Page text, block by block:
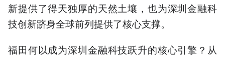
新提供了得天独厚的天然土壤，也为深圳金融科
技创新跻身全球前列提供了核心支撑。
福田何以成为深圳金融科技跃升的核心引擎？从